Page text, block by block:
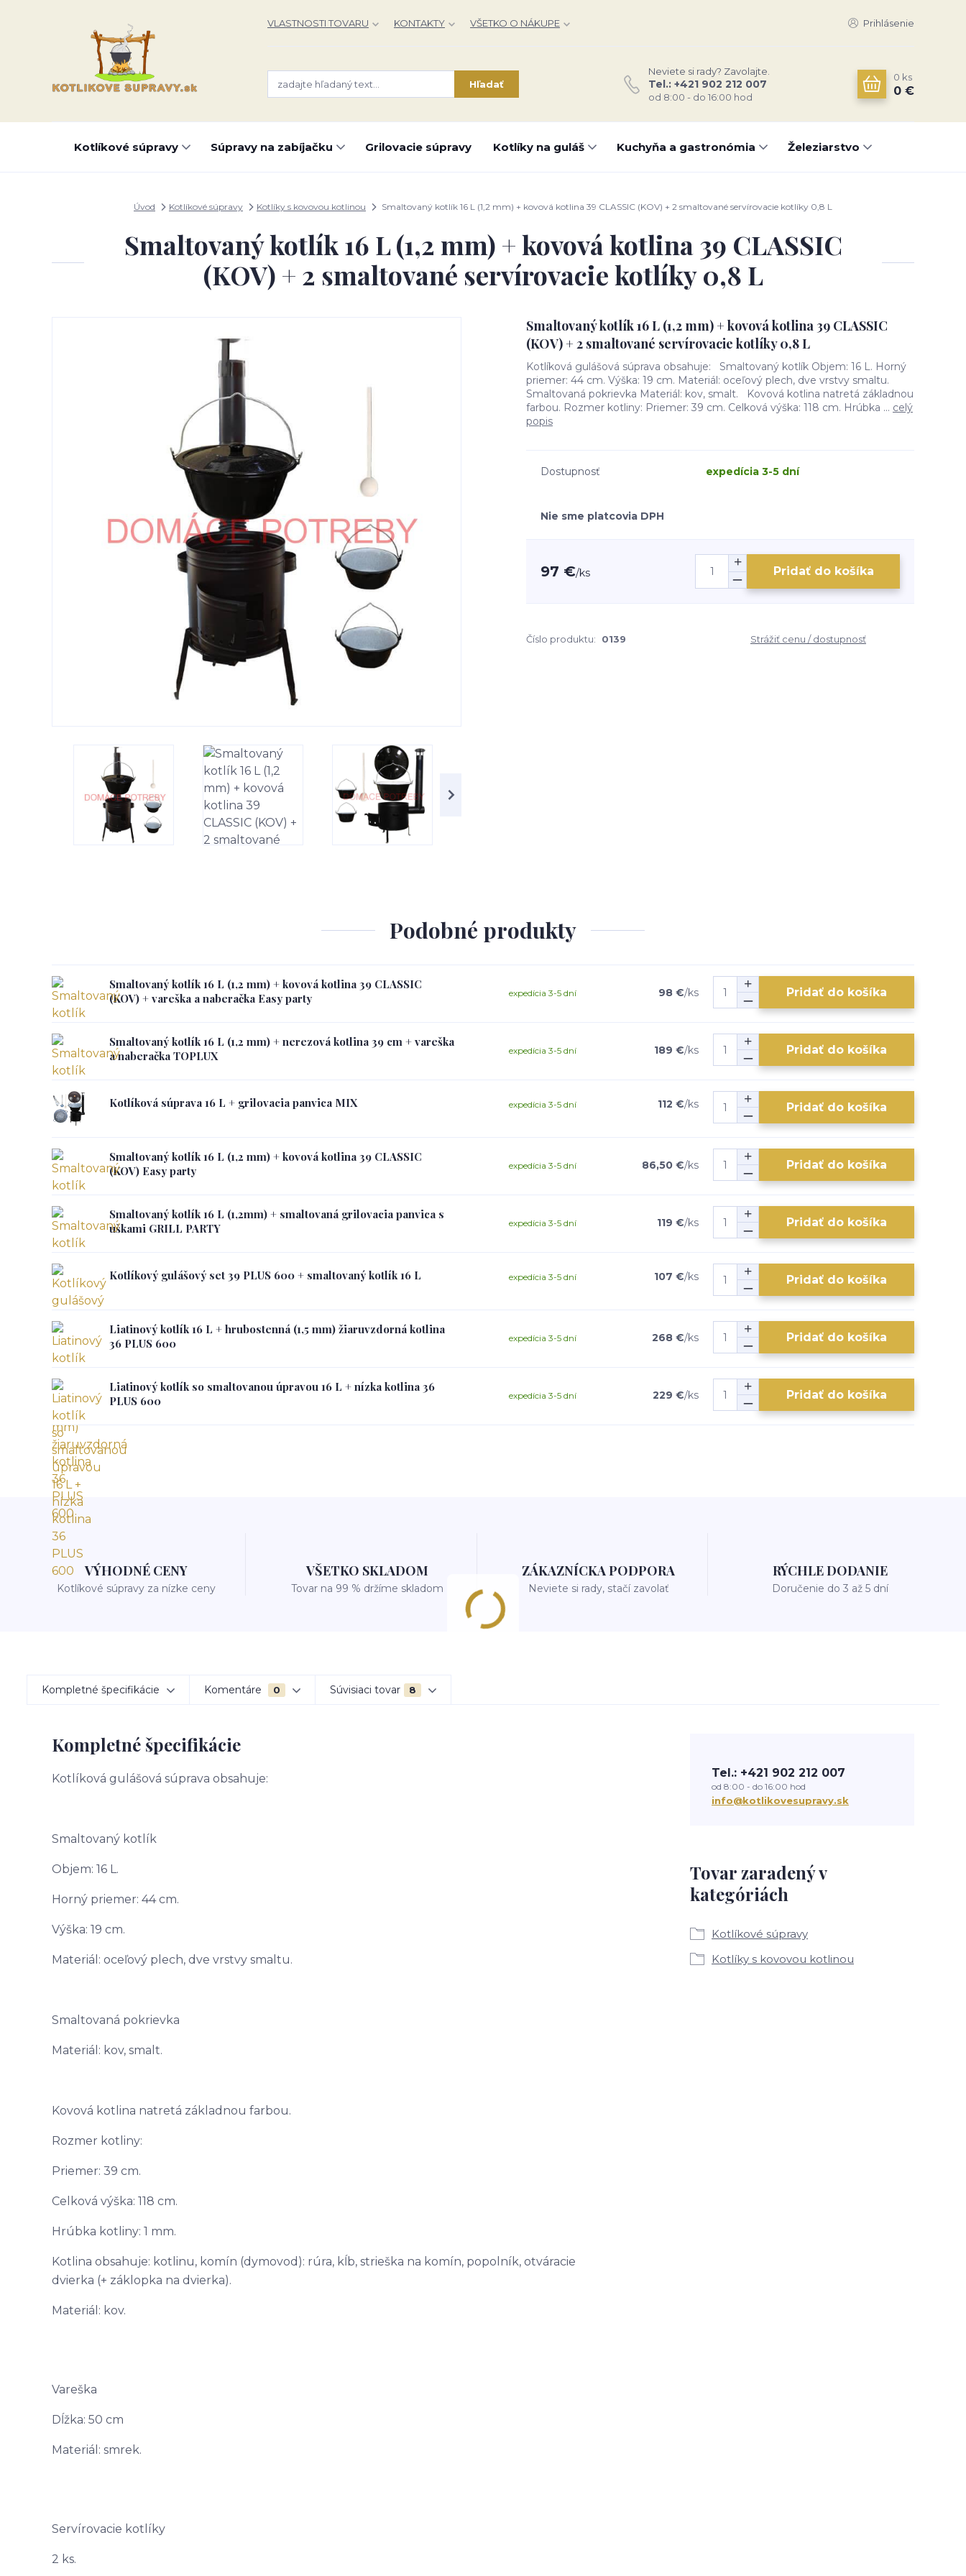
VLASTNOSTI TOVARU KONTAKTY VŠETKO O NÁKUPE Prihlásenie
Hľadať
Neviete si rady? Zavolajte.
Tel.: +421 902 212 007
od 8:00 - do 16:00 hod
0 ks
0 €
Kotlíkové súpravy Súpravy na zabíjačku Grilovacie súpravy Kotlíky na guláš Kuchyňa a gastronómia Železiarstvo
Úvod Kotlíkové súpravy Kotlíky s kovovou kotlinou Smaltovaný kotlík 16 L (1,2 mm) + kovová kotlina 39 CLASSIC (KOV) + 2 smaltované servírovacie kotlíky 0,8 L
Smaltovaný kotlík 16 L (1,2 mm) + kovová kotlina 39 CLASSIC
(KOV) + 2 smaltované servírovacie kotlíky 0,8 L
Smaltovaný kotlík 16 L (1,2 mm) + kovová kotlina 39 CLASSIC
(KOV) + 2 smaltované servírovacie kotlíky 0,8 L
Kotlíková gulášová súprava obsahuje: Smaltovaný kotlík Objem: 16 L. Horný
priemer: 44 cm. Výška: 19 cm. Materiál: oceľový plech, dve vrstvy smaltu.
Smaltovaná pokrievka Materiál: kov, smalt. Kovová kotlina natretá základnou
farbou. Rozmer kotliny: Priemer: 39 cm. Celková výška: 118 cm. Hrúbka ... celý
popis
Dostupnosť expedícia 3-5 dní
Nie sme platcovia DPH
97 €/ks Pridať do košíka
Číslo produktu: 0139 Strážiť cenu / dostupnosť
Podobné produkty
Smaltovaný kotlík 16 L (1,2 mm) + kovová kotlina 39 CLASSIC
(KOV) + vareška a naberačka Easy party
98 €/ks
expedícia 3-5 dní Pridať do košíka
Smaltovaný kotlík 16 L (1,2 mm) + nerezová kotlina 39 cm + vareška
a naberačka TOPLUX
189 €/ks
expedícia 3-5 dní Pridať do košíka
Kotlíková súprava 16 L + grilovacia panvica MIX 112 €/ks
expedícia 3-5 dní Pridať do košíka
Smaltovaný kotlík 16 L (1,2 mm) + kovová kotlina 39 CLASSIC
(KOV) Easy party
86,50 €/ks
expedícia 3-5 dní Pridať do košíka
Smaltovaný kotlík 16 L (1,2mm) + smaltovaná grilovacia panvica s
uškami GRILL PARTY
119 €/ks
expedícia 3-5 dní Pridať do košíka
Kotlíkový gulášový set 39 PLUS 600 + smaltovaný kotlík 16 L 107 €/ks
expedícia 3-5 dní Pridať do košíka
Liatinový kotlík 16 L + hrubostenná (1,5 mm) žiaruvzdorná kotlina
36 PLUS 600
268 €/ks
expedícia 3-5 dní Pridať do košíka
Liatinový kotlík so smaltovanou úpravou 16 L + nízka kotlina 36
PLUS 600
229 €/ks
expedícia 3-5 dní Pridať do košíka
VÝHODNÉ CENY
Kotlíkové súpravy za nízke ceny
VŠETKO SKLADOM
Tovar na 99 % držíme skladom
ZÁKAZNÍCKA PODPORA
Neviete si rady, stačí zavolať
RÝCHLE DODANIE
Doručenie do 3 až 5 dní
Kompletné špecifikácie Komentáre 0 Súvisiaci tovar 8
Kompletné špecifikácie
Kotlíková gulášová súprava obsahuje:
Smaltovaný kotlík
Objem: 16 L.
Horný priemer: 44 cm.
Výška: 19 cm.
Materiál: oceľový plech, dve vrstvy smaltu.
Smaltovaná pokrievka
Materiál: kov, smalt.
Kovová kotlina natretá základnou farbou.
Rozmer kotliny:
Priemer: 39 cm.
Celková výška: 118 cm.
Hrúbka kotliny: 1 mm.
Kotlina obsahuje: kotlinu, komín (dymovod): rúra, kĺb, strieška na komín, popolník, otváracie
dvierka (+ záklopka na dvierka).
Materiál: kov.
Vareška
Dĺžka: 50 cm
Materiál: smrek.
Servírovacie kotlíky
2 ks.
Tovar zaradený v
kategóriách
Kotlíkové súpravy
Kotlíky s kovovou kotlinou
Tel.: +421 902 212 007
od 8:00 - do 16:00 hod
info@kotlikovesupravy.sk